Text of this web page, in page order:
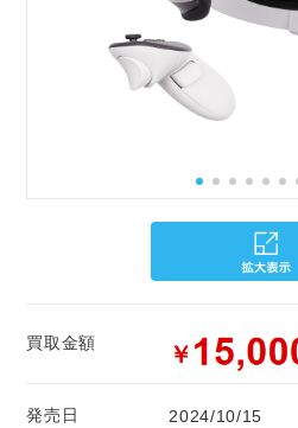
買取金額 ￥
発売日 2024/10/15